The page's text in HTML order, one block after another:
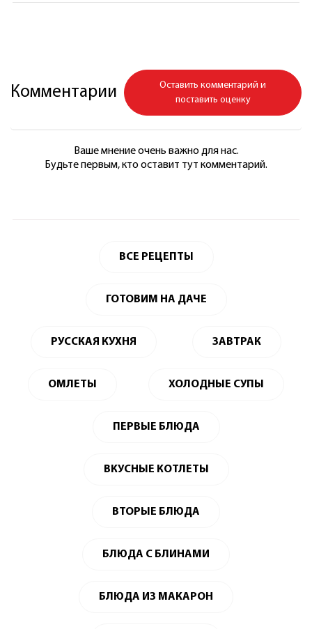
Комментарии
Оставить комментарий и
поставить оценку
Ваше мнение очень важно для нас.
Будьте первым, кто оставит тут комментарий.
ВСЕ РЕЦЕПТЫ
ГОТОВИМ НА ДАЧЕ
РУССКАЯ КУХНЯ ЗАВТРАК
ОМЛЕТЫ ХОЛОДНЫЕ СУПЫ
ПЕРВЫЕ БЛЮДА
ВКУСНЫЕ КОТЛЕТЫ
ВТОРЫЕ БЛЮДА
БЛЮДА С БЛИНАМИ
БЛЮДА ИЗ МАКАРОН